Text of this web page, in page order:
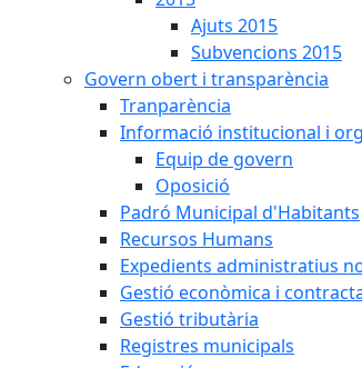
Ajuts 2015
Subvencions 2015
Govern obert i transparència
Tranparència
Informació institucional i
Equip de govern
Oposició
Padró Municipal d'Habitants
Recursos Humans
Expedients administratius
Gestió econòmica i
Gestió tributària
Registres municipals